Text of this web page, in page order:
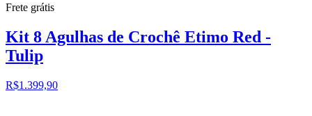
Frete grátis
Kit 8 Agulhas de Crochê Etimo Red -
Tulip
R$1.399,90